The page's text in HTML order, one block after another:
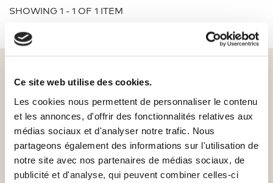
Ce site web utilise des cookies.
Les cookies nous permettent de personnaliser le contenu
et les annonces, d'offrir des fonctionnalités relatives aux
médias sociaux et d'analyser notre trafic. Nous
partageons également des informations sur l'utilisation de
notre site avec nos partenaires de médias sociaux, de
publicité et d'analyse, qui peuvent combiner celles-ci
SHOWING 1 - 1 OF 1 ITEM
Sign up for our newsletter
and get a €5 voucher*
Never miss out on offers, news and more
again.
Your email address